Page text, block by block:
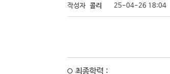
작성자 콜리 25-04-26 18:04
최종학력 :